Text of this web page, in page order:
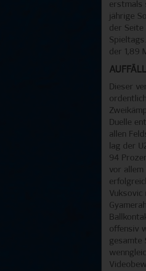
erstmals
jährige
der Seite
der 1,89
Dieser
Duelle
allen
lag der
94
vor
Vuksovic
offensiv
gesamte